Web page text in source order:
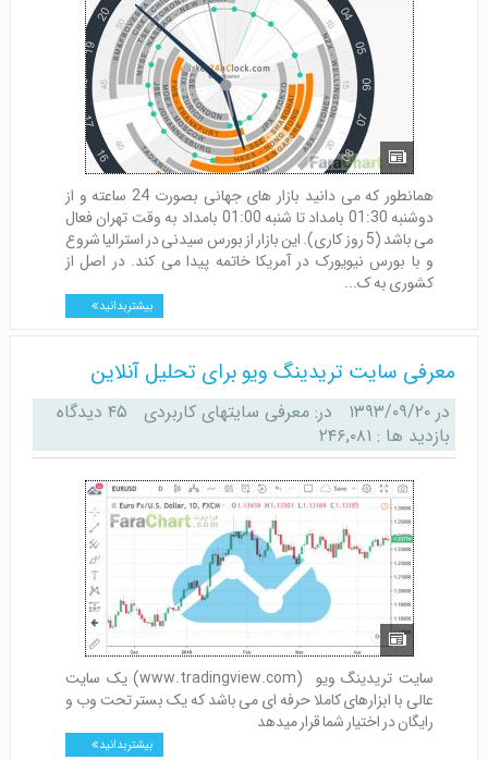
همانطور که می دانید بازار های جهانی بصورت 24 ساعته و از
دوشنبه 01:30 بامداد تا شنبه 01:00 بامداد به وقت تهران فعال
می باشد (5 روز کاری). این بازار از بورس سیدنی در استرالیا شروع
و با بورس نیویورک در آمریکا خاتمه پیدا می کند. در اصل از
کشوری به ک...
بیشتر بدانید
معرفی سایت تریدینگ ویو برای تحلیل آنلاین
در ۱۳۹۳/۰۹/۲۰ در: معرفی سایتهای کاربردی
۴۵ دیدگاه
بازدید ها : ۲۴۶,۰۸۱
سایت تریدینگ ویو (www.tradingview.com) یک سایت
عالی با ابزارهای کاملا حرفه ای می باشد که یک بستر تحت وب و
رایگان در اختیار شما قرار میدهد
بیشتر بدانید